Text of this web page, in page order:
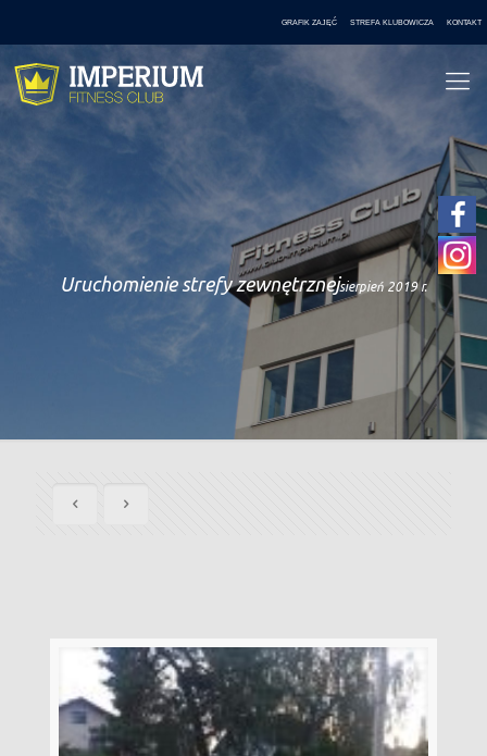
KONTAKT
STREFA KLUBOWICZA
GRAFIK ZAJĘĆ
Uruchomienie strefy zewnętrznejsierpień 2019 r.